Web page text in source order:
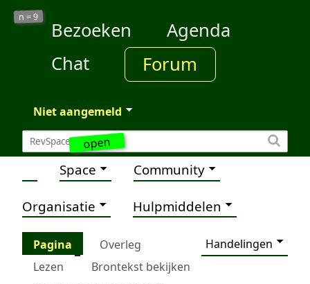
open
n =9
Bezoeken
Agenda
Chat
Forum
Niet aangemeld
Space Community
Organisatie Hulpmiddelen
Pagina Overleg
Handelingen
Lezen
Brontekst bekijken